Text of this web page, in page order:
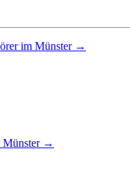
im Münster →
Münster →